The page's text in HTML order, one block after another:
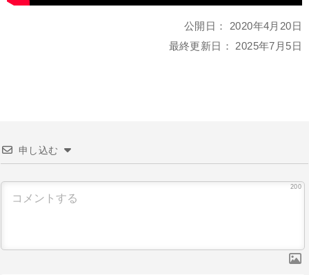
公開日： 2020年4月20日
最終更新日：2025年7月5日
申し込む
200